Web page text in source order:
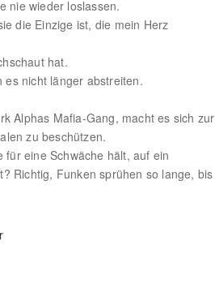
nie wieder loslassen.
die Einzige ist, die mein Herz
hat.
es nicht länger abstreiten.
Alphas Mafia-Gang, macht es sich zur
zu beschützen.
eine Schwäche hält, auf ein
Richtig, Funken sprühen so lange, bis